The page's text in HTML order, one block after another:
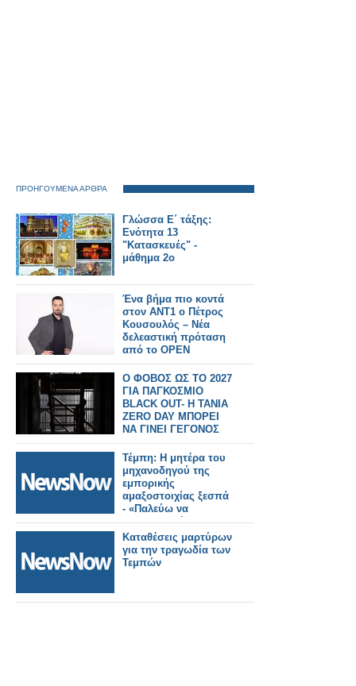
ΠΡΟΗΓΟΥΜΕΝΑ ΑΡΘΡΑ
Γλώσσα Ε΄ τάξης:
Ενότητα 13
"Κατασκευές" -
μάθημα 2ο
Ένα βήμα πιο κοντά
στον ΑΝΤ1 ο Πέτρος
Κουσουλός – Νέα
δελεαστική πρόταση
από το OPEN
O ΦΟΒΟΣ ΩΣ ΤΟ 2027
ΓΙΑ ΠΑΓΚΟΣΜΙΟ
BLACK OUT- Η ΤΑΝΙΑ
ZERO DAY ΜΠΟΡΕΙ
ΝΑ ΓΙΝΕΙ ΓΕΓΟΝΟΣ
Τέμπη: Η μητέρα του
μηχανοδηγού της
εμπορικής
αμαξοστοιχίας ξεσπά
- «Παλεύω να
αποκαταστήσω τη
μνήμη του Δημήτρη -
Ήρωας μέχρι τέλους
ο γιος μου»
Καταθέσεις μαρτύρων
για την τραγωδία των
Τεμπών